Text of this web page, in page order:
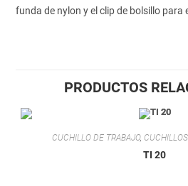
funda de nylon y el clip de bolsillo para
PRODUCTOS
CUCHILLO DE TRABAJO,
TI 20